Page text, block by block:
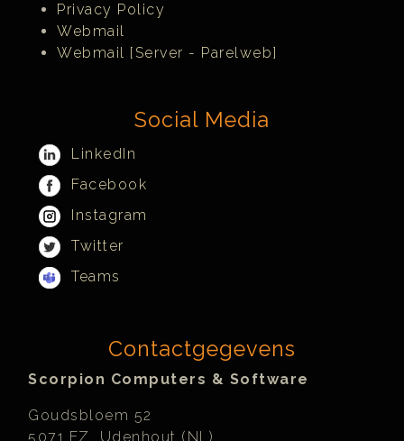
Privacy Policy
Webmail
Webmail [Server - Parelweb]
Social Media
LinkedIn
Facebook
Instagram
Twitter
Teams
Contactgegevens
Scorpion Computers & Software
Goudsbloem 52
5071 EZ Udenhout (NL)